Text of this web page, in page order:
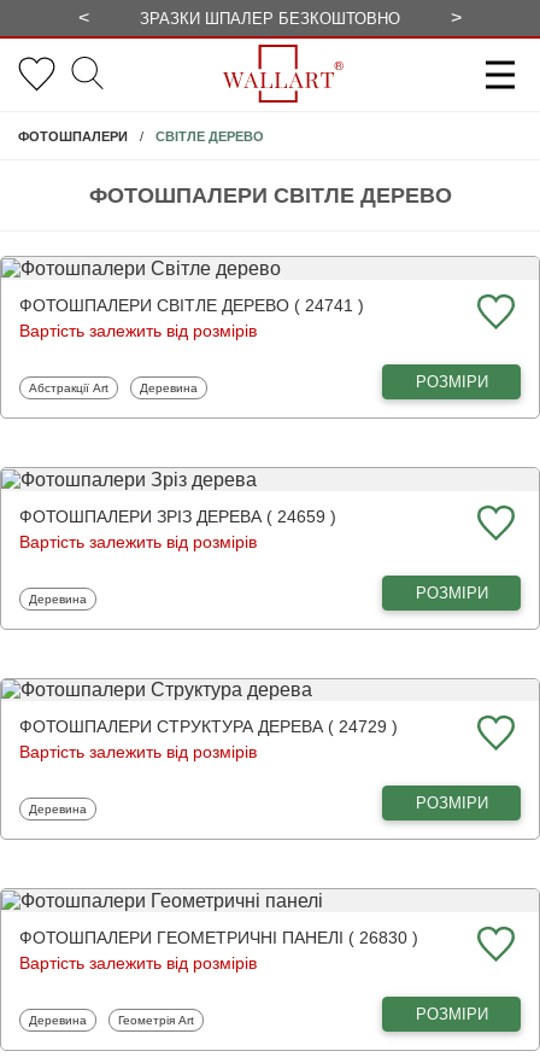
< ЗРАЗКИ ШПАЛЕР БЕЗКОШТОВНО >
ФОТОШПАЛЕРИ СВІТЛЕ ДЕРЕВО
ФОТОШПАЛЕРИ СВІТЛЕ ДЕРЕВО
ФОТОШПАЛЕРИ СВІТЛЕ ДЕРЕВО ( 24741 )
Вартість залежить від розмірів
Фотошпалери
Абстракції Art Фотошпалери
Деревина РОЗМІРИ
ФОТОШПАЛЕРИ ЗРІЗ ДЕРЕВА ( 24659 )
Вартість залежить від розмірів
Фотошпалери
Деревина РОЗМІРИ
ФОТОШПАЛЕРИ СТРУКТУРА ДЕРЕВА ( 24729 )
Вартість залежить від розмірів
Фотошпалери
Деревина РОЗМІРИ
ФОТОШПАЛЕРИ ГЕОМЕТРИЧНІ ПАНЕЛІ ( 26830 )
Вартість залежить від розмірів
Фотошпалери
Деревина Фотошпалери
Геометрія Art РОЗМІРИ